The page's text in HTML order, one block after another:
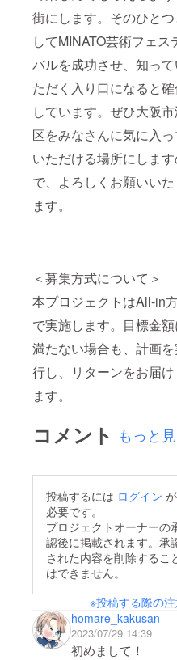
街にします。そのひとつ
してMINATO芸術フェス
バルを成功させ、知っ
ただく入り口になると
しています。ぜひ大阪
区をみなさんに気に入っ
いただける場所にしま
で、よろしくお願いいた
ます。
＜募集方式について＞
本プロジェクトはAll-in
で実施します。目標金
満たない場合も、計画
行し、リターンをお届け
ます。
コメント もっと
投稿するには ログイン が
必要です。
プロジェクトオーナーの
認後に掲載されます。承
された内容を削除するこ
はできません。
※投稿する際の
homare_kakusan
2023/07/29 14:39
初めまして！